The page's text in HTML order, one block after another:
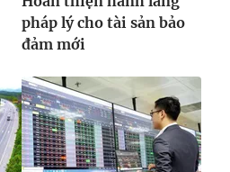
pháp lý cho tài sản bảo
đảm mới